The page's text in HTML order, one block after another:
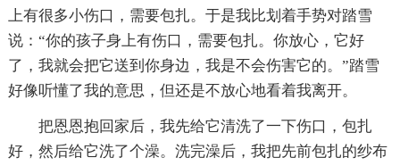
上有很多小伤口，需要包扎。于是我比划着手势对踏雪
说：“你的孩子身上有伤口，需要包扎。你放心，它好
了，我就会把它送到你身边，我是不会伤害它的。”踏雪
好像听懂了我的意思，但还是不放心地看着我离开。
把恩恩抱回家后，我先给它清洗了一下伤口，包扎
好，然后给它洗了个澡。洗完澡后，我把先前包扎的纱布